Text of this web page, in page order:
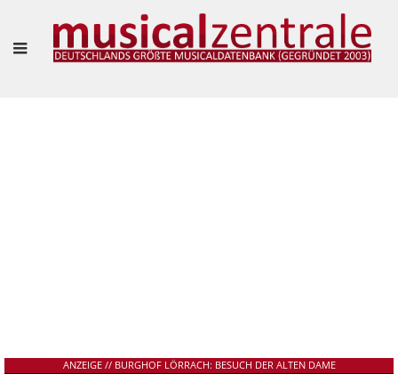
ANZEIGE // BURGHOF LÖRRACH: BESUCH DER ALTEN DAME